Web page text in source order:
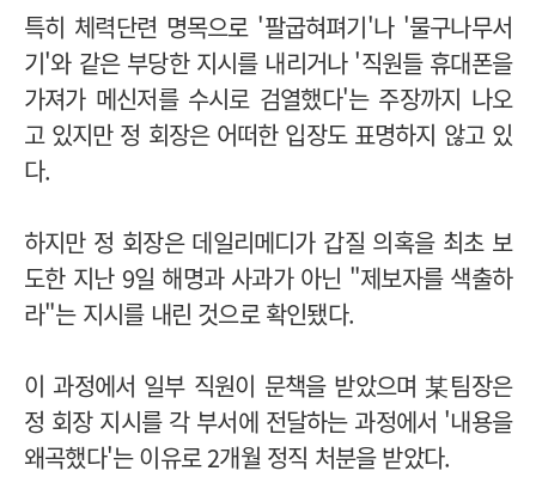
특히 체력단련 명목으로 '팔굽혀펴기'나 '물구나무서
기'와 같은 부당한 지시를 내리거나 '직원들 휴대폰을
가져가 메신저를 수시로 검열했다'는 주장까지 나오
고 있지만 정 회장은 어떠한 입장도 표명하지 않고 있
다.
하지만 정 회장은 데일리메디가 갑질 의혹을 최초 보
도한 지난 9일 해명과 사과가 아닌 "제보자를 색출하
라"는 지시를 내린 것으로 확인됐다.
이 과정에서 일부 직원이 문책을 받았으며 某팀장은
정 회장 지시를 각 부서에 전달하는 과정에서 '내용을
왜곡했다'는 이유로 2개월 정직 처분을 받았다.